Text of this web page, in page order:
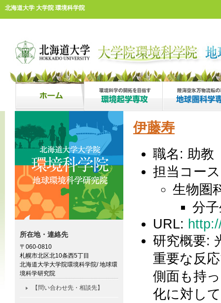
北海道大学 大学院 環境科学院
伊藤寿
職名: 助教
担当コー
生物圏
分
URL:
研究概要:
重要な反
側面も持
化に対し
所在地・連絡先
〒060-0810
札幌市北区北10条西5丁目
北海道大学大学院環境科学院/ 地球環
境科学研究院
【問い合わせ先・相談先】